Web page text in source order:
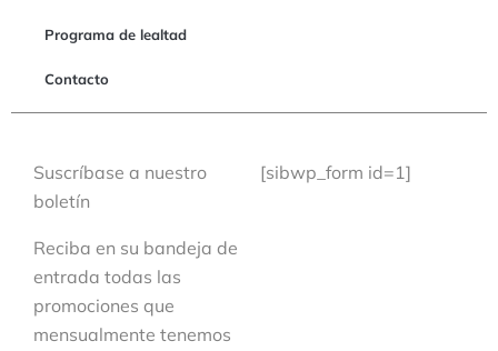
Programa de lealtad
Contacto
Suscríbase a nuestro
boletín
Reciba en su bandeja de
entrada todas las
promociones que
mensualmente tenemos
[sibwp_form id=1]